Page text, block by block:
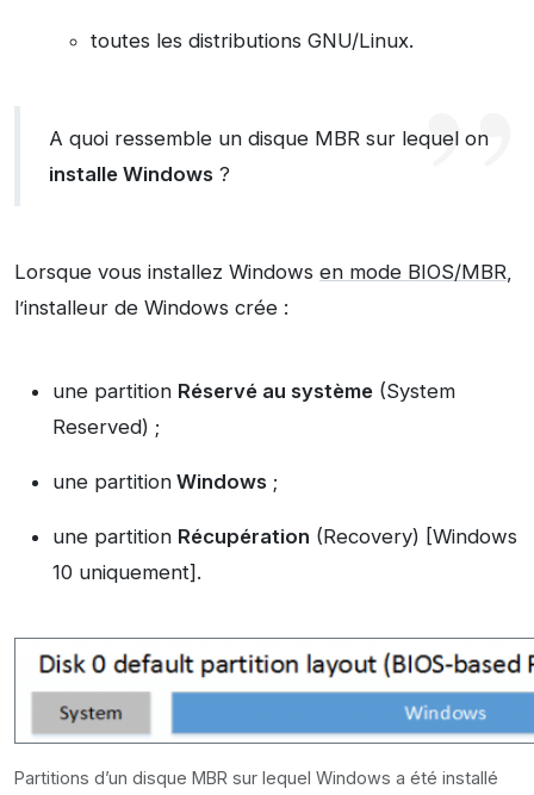
toutes les distributions GNU/Linux.
A quoi ressemble un disque MBR sur lequel on
installe Windows ?
Lorsque vous installez Windows en mode BIOS/MBR,
l’installeur de Windows crée :
une partition Réservé au système (System
Reserved) ;
une partition Windows ;
une partition Récupération (Recovery) [Windows
10 uniquement].
Partitions d’un disque MBR sur lequel Windows a été installé